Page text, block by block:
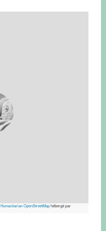
Humanitarian OpenStreetMaphébergé par